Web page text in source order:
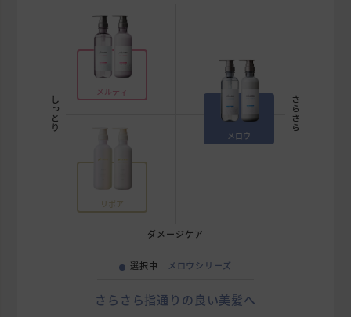
しっとり さらさら
ダメージケア
メルティ
メロウ
リポア
選択中 メロウシリーズ
さらさら指通りの良い美髪へ